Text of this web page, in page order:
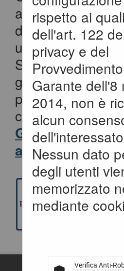
rispetto ai
dell'art. 122
privacy e del
Garante dell'8
2014, non è
alcun
Nessun dato
degli utenti
memorizzato
mediante
Verifica Anti-
agli applicativi
della fase di
un appalto
Servizi e
gestione della
pubblica ed
contratto.
Gli applicativi
ad uso
PROGETTAZIONE